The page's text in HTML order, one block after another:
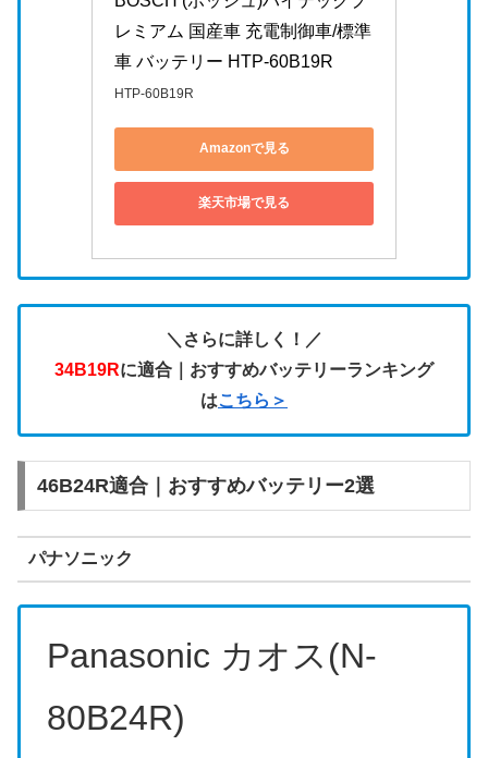
レミアム 国産車 充電制御車/標準
車 バッテリー HTP-60B19R
HTP-60B19R
Amazonで見る
楽天市場で見る
＼さらに詳しく！／
34B19Rに適合｜おすすめバッテリーランキング
はこちら＞
46B24R適合｜おすすめバッテリー2選
パナソニック
Panasonic カオス(N-
80B24R)